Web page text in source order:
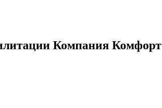
Компания Комфорт